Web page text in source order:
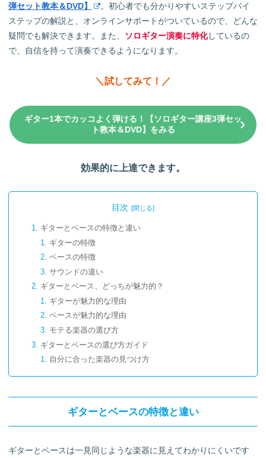
弾セット教本＆DVD】
。初心者でも分かりやすいステップバイ
ステップの解説と、オンラインサポートがついているので、どんな
疑問でも解決できます。また、 ソロギター演奏に特化しているの
で、自信を持って演奏できるようになります。
＼試してみて！／
ギター1本でカッコよく弾ける！【ソロギター講座3弾セッ
ト教本＆DVD】をみる
効果的に上達できます。
目次
ギターとベースの特徴と違い
ギターの特徴
ベースの特徴
サウンドの違い
ギターとベース、どっちが魅力的？
ギターが魅力的な理由
ベースが魅力的な理由
モテる楽器の選び方
ギターとベースの選び方ガイド
自分に合った楽器の見つけ方
ール紹介ギターとベースの特徴と違い
ギターとベースは一見同じような楽器に見えてわかりにくいです